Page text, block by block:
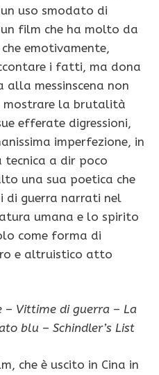
uso smodato di
film che ha molto da
emotivamente,
i fatti, ma dona
messinscena non
mostrare la brutalità
efferate digressioni,
imperfezione, in
a dir poco
una sua poetica che
di guerra narrati nel
umana e lo spirito
come forma di
e altruistico atto
– Vittime di guerra – La
blu – Schindler’s List
che è uscito in Cina in